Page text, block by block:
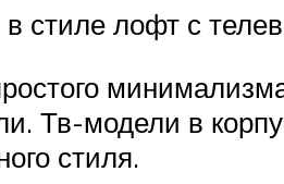
стиле лофт с
Тв-модели в
стиля.